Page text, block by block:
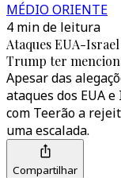
MÉDIO ORIENTE
4 min de leitura
Ataques EUA-
Trump ter
Apesar das
ataques dos EUA
com Teerão a
uma escalada.
Compartilhar